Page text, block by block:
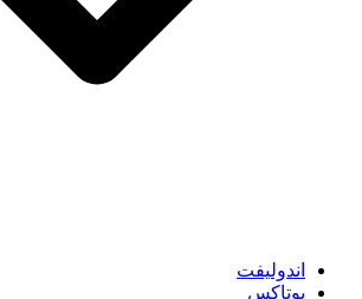
اندولیفت
بوتاکس